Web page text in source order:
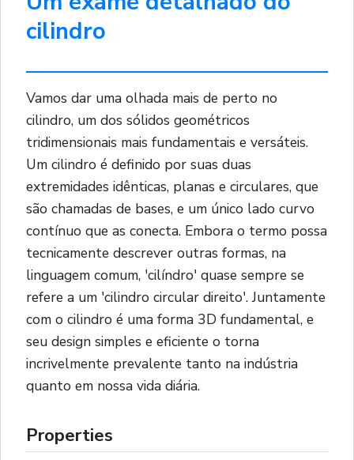
cilindro
Vamos dar uma olhada mais de perto no
cilindro, um dos sólidos geométricos
tridimensionais mais fundamentais e versáteis.
Um cilindro é definido por suas duas
extremidades idênticas, planas e circulares, que
são chamadas de bases, e um único lado curvo
contínuo que as conecta. Embora o termo possa
tecnicamente descrever outras formas, na
linguagem comum, 'cilíndro' quase sempre se
refere a um 'cilindro circular direito'. Juntamente
com o cilindro é uma forma 3D fundamental, e
seu design simples e eficiente o torna
incrivelmente prevalente tanto na indústria
quanto em nossa vida diária.
Properties